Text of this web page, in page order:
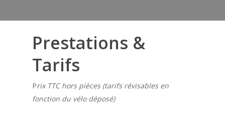
Prestations &
Tarifs
Prix TTC hors pièces (tarifs révisables en
fonction du vélo déposé)